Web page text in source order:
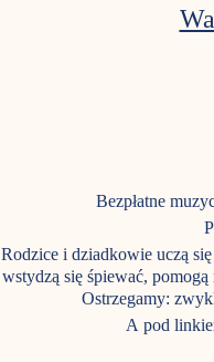
Bezpłatne
Rodzice i dziadkowie uczą
wstydzą się śpiewać,
Ostrzegamy:
A pod